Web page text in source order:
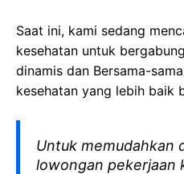
Saat ini, kami sedang
kesehatan untuk
dinamis dan Bersama-
kesehatan yang lebih baik
Untuk memudahkan
lowongan pekerjaan